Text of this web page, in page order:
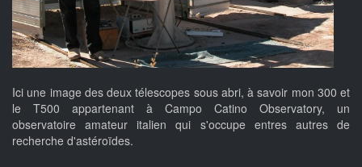
Ici une image des deux télescopes sous abri, à savoir mon 300 et
le T500 appartenant à Campo Catino Observatory, un
observatoire amateur italien qui s'occupe entres autres de
recherche d'astéroïdes.